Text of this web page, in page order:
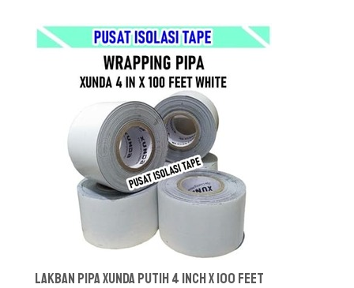
Lakban Pipa Xunda Putih 4 inch x 100 feet